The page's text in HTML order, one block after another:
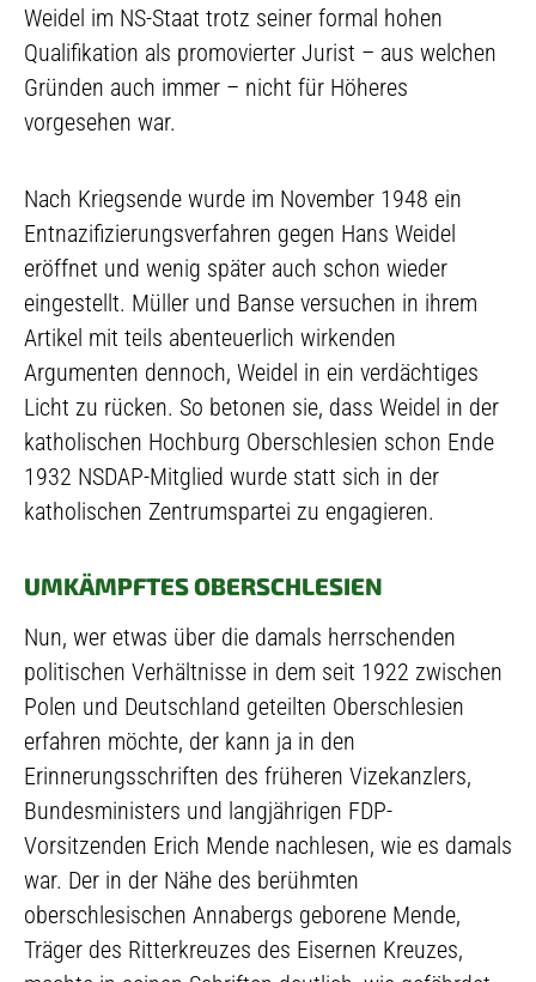
Weidel im NS-Staat trotz seiner formal hohen
Qualifikation als promovierter Jurist – aus welchen
Gründen auch immer – nicht für Höheres
vorgesehen war.
Nach Kriegsende wurde im November 1948 ein
Entnazifizierungsverfahren gegen Hans Weidel
eröffnet und wenig später auch schon wieder
eingestellt. Müller und Banse versuchen in ihrem
Artikel mit teils abenteuerlich wirkenden
Argumenten dennoch, Weidel in ein verdächtiges
Licht zu rücken. So betonen sie, dass Weidel in der
katholischen Hochburg Oberschlesien schon Ende
1932 NSDAP-Mitglied wurde statt sich in der
katholischen Zentrumspartei zu engagieren.
UMKÄMPFTES OBERSCHLESIEN
Nun, wer etwas über die damals herrschenden
politischen Verhältnisse in dem seit 1922 zwischen
Polen und Deutschland geteilten Oberschlesien
erfahren möchte, der kann ja in den
Erinnerungsschriften des früheren Vizekanzlers,
Bundesministers und langjährigen FDP-
Vorsitzenden Erich Mende nachlesen, wie es damals
war. Der in der Nähe des berühmten
oberschlesischen Annabergs geborene Mende,
Träger des Ritterkreuzes des Eisernen Kreuzes,